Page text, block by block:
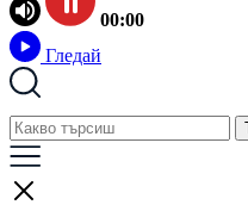
00:00
Гледай